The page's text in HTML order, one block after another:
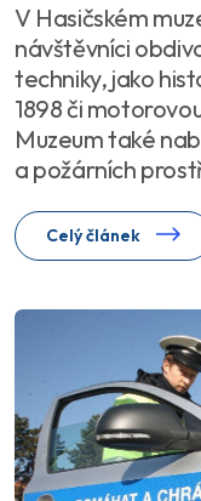
V Hasičském
návštěvníci
techniky, jako
1898 či
Muzeum také
a požárních
Celý článek